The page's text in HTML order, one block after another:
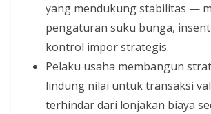
yang mendukung stabilitas —
pengaturan suku bunga,
kontrol impor strategis.
Pelaku usaha membangun
lindung nilai untuk transaksi
terhindar dari lonjakan biaya